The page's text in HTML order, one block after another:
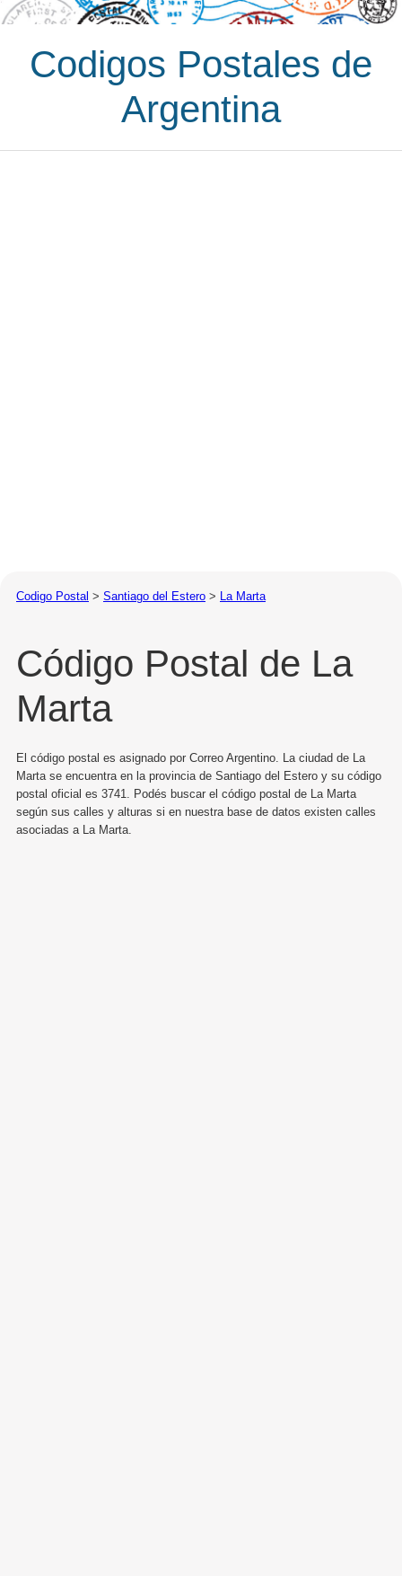
Codigos Postales de
Argentina
Codigo Postal > Santiago del Estero > La Marta
Código Postal de La
Marta
El código postal es asignado por Correo Argentino. La ciudad de La
Marta se encuentra en la provincia de Santiago del Estero y su código
postal oficial es 3741. Podés buscar el código postal de La Marta
según sus calles y alturas si en nuestra base de datos existen calles
asociadas a La Marta.